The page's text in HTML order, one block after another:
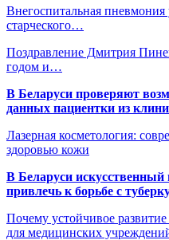
Внегоспитальная
старческого…
Поздравление Дмитрия
годом и…
В Беларуси проверяют
данных пациентки из
Лазерная косметология:
здоровью кожи
В Беларуси
привлечь к борьбе с
Почему устойчивое
для медицинских